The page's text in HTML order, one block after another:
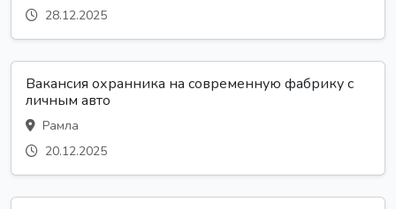
28.12.2025
Вакансия охранника на современную фабрику с
личным авто
Рамла
20.12.2025